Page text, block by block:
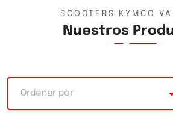
SCOOTERS KYMCO
Nuestros
Ordenar por